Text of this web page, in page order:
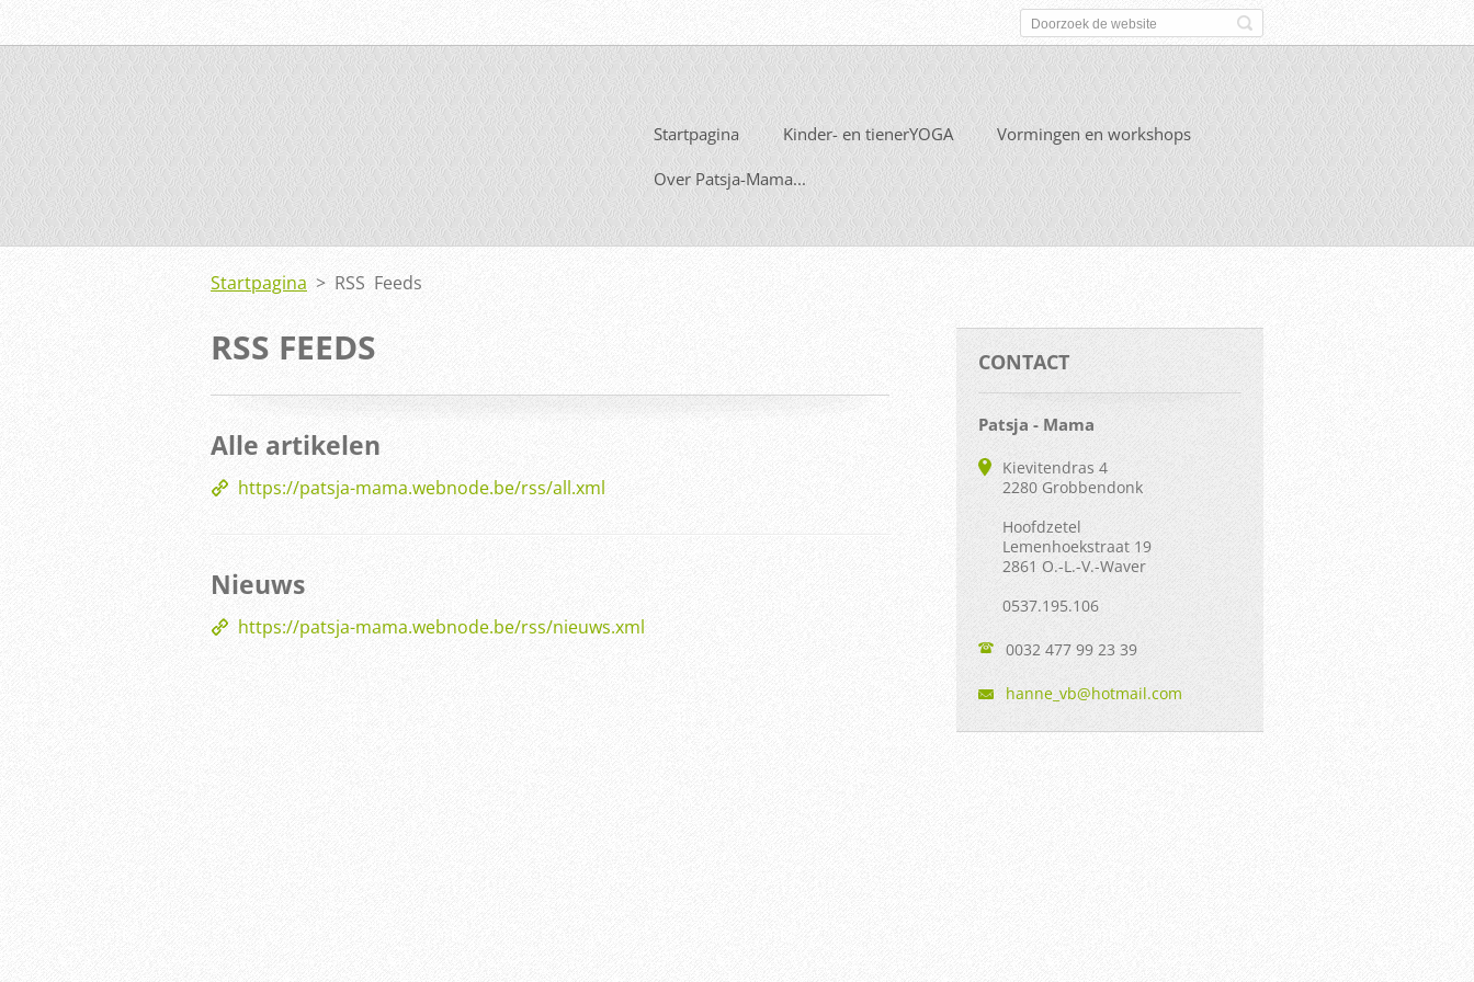
Startpagina Kinder- en tienerYOGA Vormingen en workshops
Over Patsja-Mama...
Startpagina > RSS Feeds
RSS FEEDS
Alle artikelen
https://patsja-mama.webnode.be/rss/all.xml
Nieuws
https://patsja-mama.webnode.be/rss/nieuws.xml
CONTACT
Patsja - Mama
Kievitendras 4
2280 Grobbendonk
Hoofdzetel
Lemenhoekstraat 19
2861 O.-L.-V.-Waver
0537.195.106
0032 477 99 23 39
hanne_vb@hotmail.com